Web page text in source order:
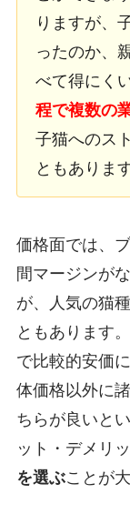
りますが、
ったのか、
べて得にく
程で複数の
子猫へのス
ともあります
価格面では、
間マージンが
が、人気の猫
ともあります
で比較的安価
体価格以外に
ちらが良いと
ット・デメリ
を選ぶことが